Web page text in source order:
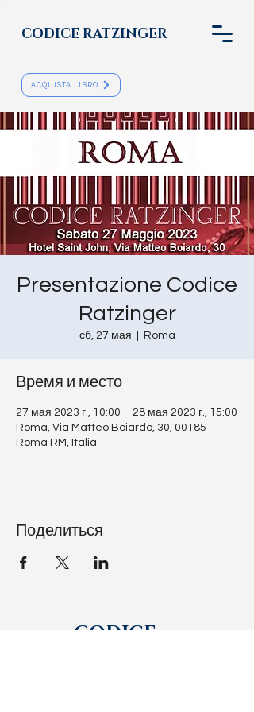
CODICE RATZINGER
ACQUISTA LIBRO
Presentazione Codice
Ratzinger
сб, 27 мая Roma
Время и место
27 мая 2023 г., 10:00 – 28 мая 2023 г., 15:00
Roma, Via Matteo Boiardo, 30, 00185
Roma RM, Italia
Поделиться
CODICE